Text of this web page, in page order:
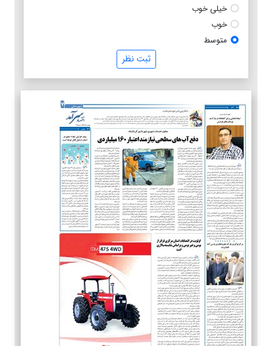
خیلی خوب
خوب
متوسط
ثبت نظر